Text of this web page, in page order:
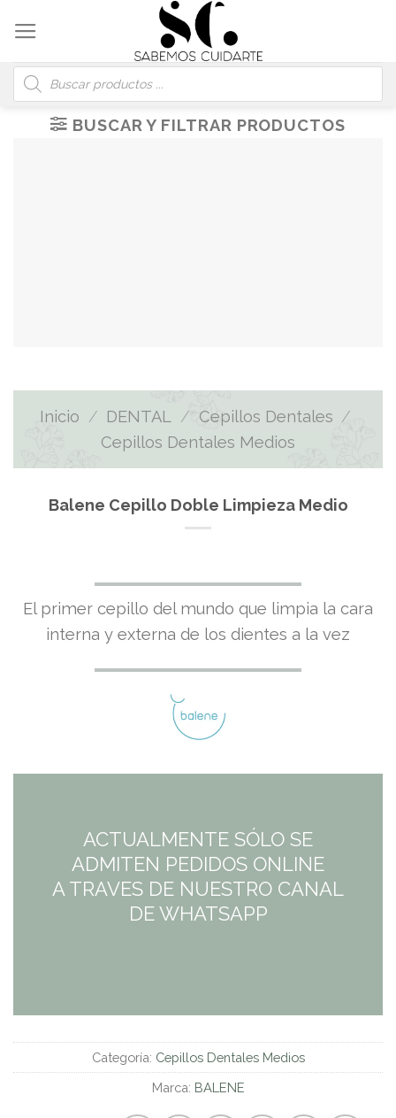
content
Búsqueda
de
productos
BUSCAR Y FILTRAR PRODUCTOS
Inicio / DENTAL / Cepillos Dentales /
Cepillos Dentales Medios
Balene Cepillo Doble Limpieza Medio
El primer cepillo del mundo que limpia la cara
interna y externa de los dientes a la vez
ACTUALMENTE SÓLO SE
ADMITEN PEDIDOS ONLINE
A TRAVES DE NUESTRO CANAL
DE WHATSAPP
Categoría: Cepillos Dentales Medios
Marca: BALENE